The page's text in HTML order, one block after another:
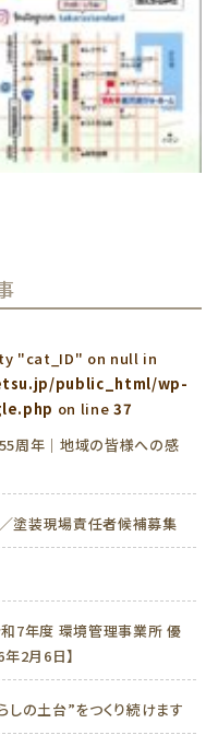
"cat_ID" on null in
public_html/wp-
on line 37
周年｜地域の皆様への感
塗装現場責任者候補募集
和7年度 環境管理事業所 優
2月6日】
の土台”をつくり続けます